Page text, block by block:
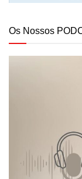
Os Nossos